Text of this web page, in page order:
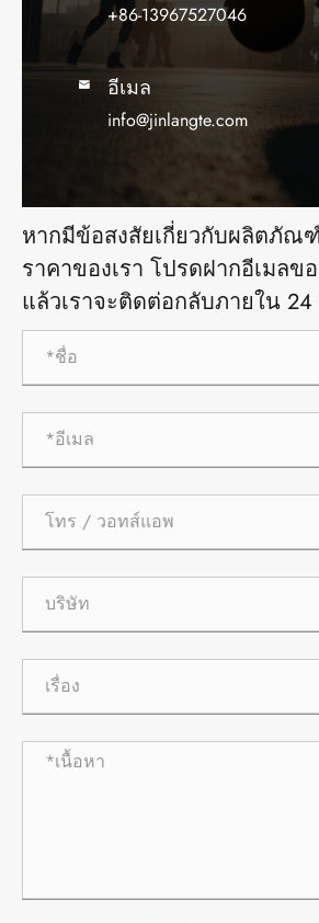
+86-13967527046
 อีเมล
info@jinlangte.com
หากมีข้อสงสัยเกี่ยวกับผลิตภัณ
ราคาของเรา โปรดฝากอีเมลข
แล้วเราจะติดต่อกลับภายใน 24